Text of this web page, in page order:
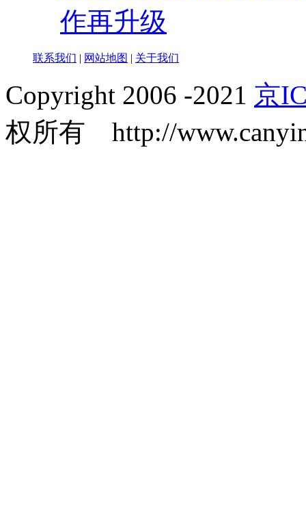
作再升级
联系我们 | 网站地图 | 关于我们
Copyright 2006 -2021 京
权所有 http://